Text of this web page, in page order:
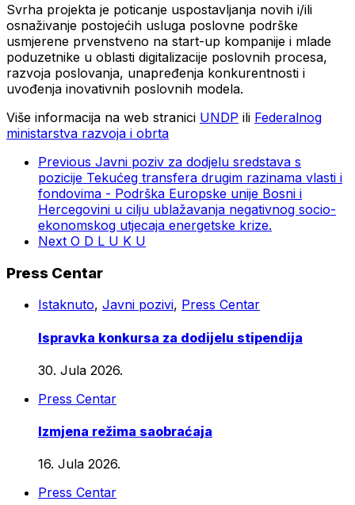
Svrha projekta je poticanje uspostavljanja novih i/ili
osnaživanje postojećih usluga poslovne podrške
usmjerene prvenstveno na start-up kompanije i mlade
poduzetnike u oblasti digitalizacije poslovnih procesa,
razvoja poslovanja, unapređenja konkurentnosti i
uvođenja inovativnih poslovnih modela.
Više informacija na web stranici UNDP ili Federalnog
ministarstva razvoja i obrta
Previous Javni poziv za dodjelu sredstava s
pozicije Tekućeg transfera drugim razinama vlasti i
fondovima - Podrška Europske unije Bosni i
Hercegovini u cilju ublažavanja negativnog socio-
ekonomskog utjecaja energetske krize.
Next O D L U K U
Press Centar
Istaknuto, Javni pozivi, Press Centar
Ispravka konkursa za dodijelu stipendija
30. Jula 2026.
Press Centar
Izmjena režima saobraćaja
16. Jula 2026.
Press Centar